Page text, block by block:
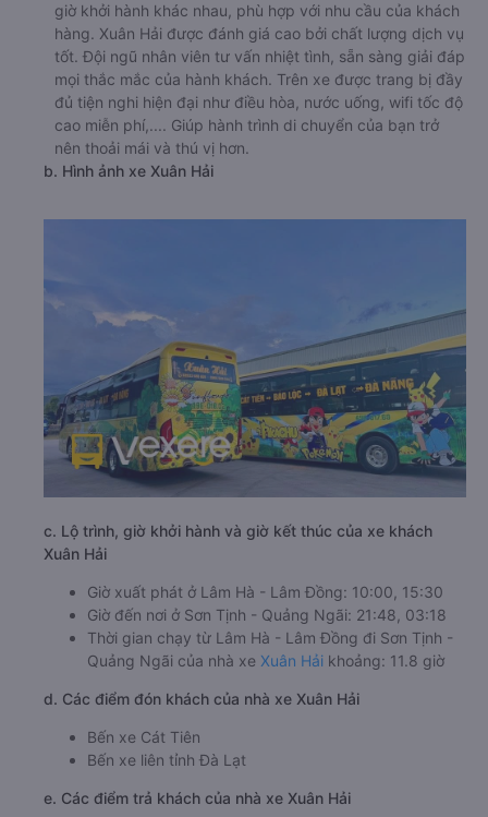
giờ khởi hành khác nhau, phù hợp với nhu cầu của khách
hàng. Xuân Hải được đánh giá cao bởi chất lượng dịch vụ
tốt. Đội ngũ nhân viên tư vấn nhiệt tình, sẵn sàng giải đáp
mọi thắc mắc của hành khách. Trên xe được trang bị đầy
đủ tiện nghi hiện đại như điều hòa, nước uống, wifi tốc độ
cao miễn phí,.... Giúp hành trình di chuyển của bạn trở
nên thoải mái và thú vị hơn.
b. Hình ảnh xe Xuân Hải
c. Lộ trình, giờ khởi hành và giờ kết thúc của xe khách
Xuân Hải
Giờ xuất phát ở Lâm Hà - Lâm Đồng: 10:00, 15:30
Giờ đến nơi ở Sơn Tịnh - Quảng Ngãi: 21:48, 03:18
Thời gian chạy từ Lâm Hà - Lâm Đồng đi Sơn Tịnh -
Quảng Ngãi của nhà xe Xuân Hải khoảng: 11.8 giờ
d. Các điểm đón khách của nhà xe Xuân Hải
Bến xe Cát Tiên
Bến xe liên tỉnh Đà Lạt
e. Các điểm trả khách của nhà xe Xuân Hải